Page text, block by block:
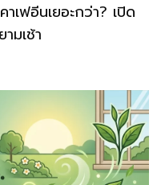
เฟอีนเยอะกว่า? เปิด
มเช้า